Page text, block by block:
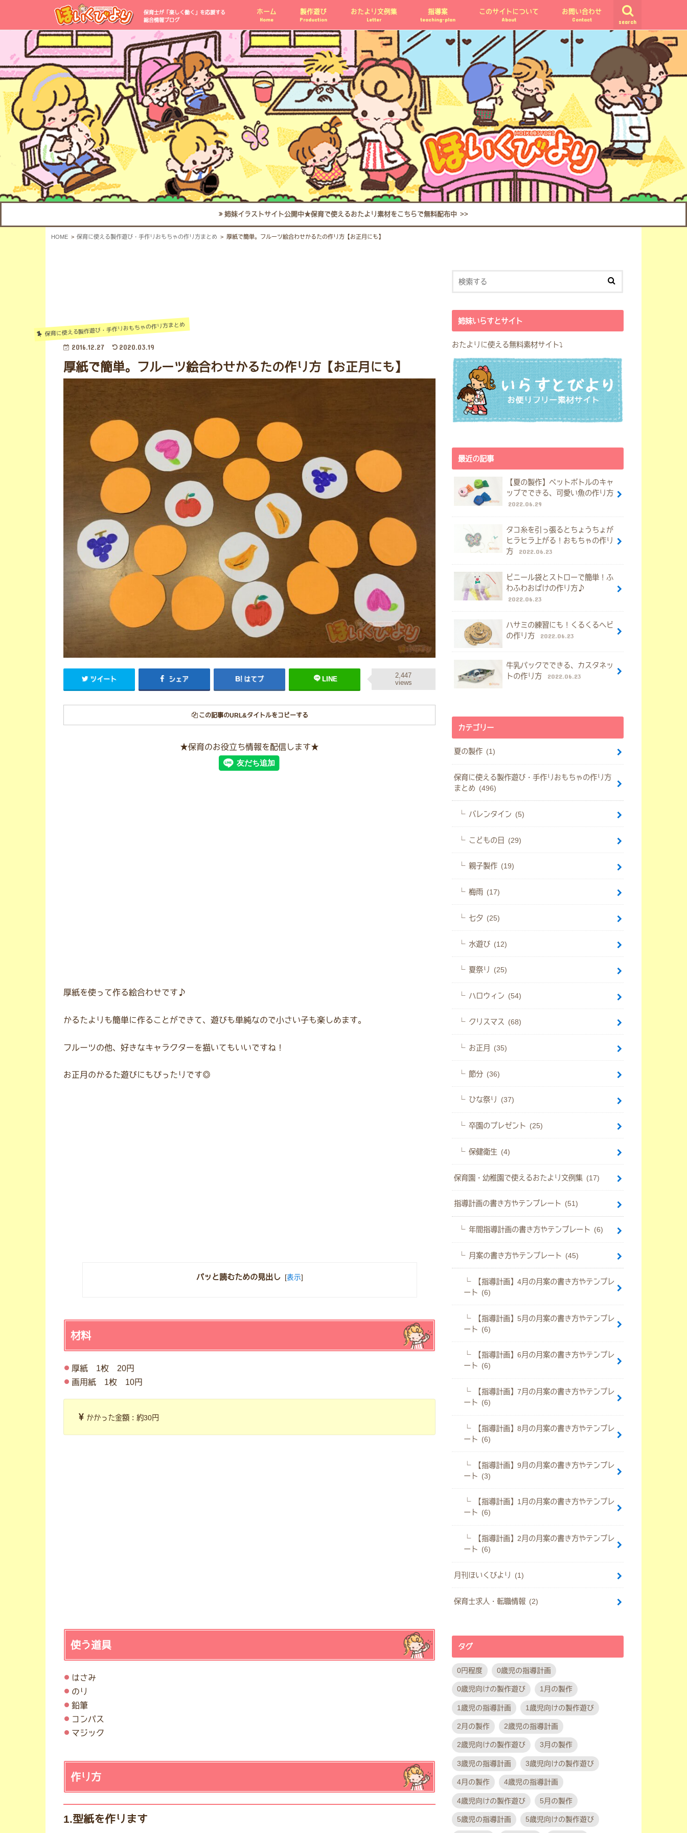
保育士が「楽しく働く」を応援する
総合情報ブログ
search
ホーム
Home
製作遊び
Production
おたより文例集
Letter
指導案
teaching-plan
このサイトについて
About
お問い合わせ
Contact
姉妹イラストサイト公開中★保育で使えるおたより素材をこちらで無料配布中 >>
HOME 保育に使える製作遊び・手作りおもちゃの作り方まとめ 厚紙で簡単。フルーツ絵合わせかるたの作り方【お正月にも】
保育に使える製作遊び・手作りおもちゃの作り方まとめ
2016.12.27 2020.03.19
厚紙で簡単。フルーツ絵合わせかるたの作り方【お正月にも】
ツイート シェア はてブ LINE
2,447
views
この記事のURL&タイトルをコピーする
★保育のお役立ち情報を配信します★
厚紙を使って作る絵合わせです♪
かるたよりも簡単に作ることができて、遊びも単純なので小さい子も楽しめます。
フルーツの他、好きなキャラクターを描いてもいいですね！
お正月のかるた遊びにもぴったりです◎
パッと読むための見出し [表示]
材料
厚紙 1枚 20円
画用紙 1枚 10円
かかった金額：約30円
使う道具
はさみ
のり
鉛筆
コンパス
マジック
作り方
1.型紙を作ります
姉妹いらすとサイト
おたよりに使える無料素材サイト⤵︎
最近の記事
【夏の製作】ペットボトルのキャ
ップでできる、可愛い魚の作り方
2022.06.29
タコ糸を引っ張るとちょうちょが
ヒラヒラ上がる！おもちゃの作り
方
2022.06.23
ビニール袋とストローで簡単！ふ
わふわおばけの作り方♪
2022.06.23
ハサミの練習にも！くるくるヘビ
の作り方
2022.06.23
牛乳パックでできる、カスタネッ
トの作り方
2022.06.23
カテゴリー
夏の製作 (1)
保育に使える製作遊び・手作りおもちゃの作り方
まとめ (496)
バレンタイン (5)
こどもの日 (29)
親子製作 (19)
梅雨 (17)
七夕 (25)
水遊び (12)
夏祭り (25)
ハロウィン (54)
クリスマス (68)
お正月 (35)
節分 (36)
ひな祭り (37)
卒園のプレゼント (25)
保健衛生 (4)
保育園・幼稚園で使えるおたより文例集 (17)
指導計画の書き方やテンプレート (51)
年間指導計画の書き方やテンプレート (6)
月案の書き方やテンプレート (45)
【指導計画】4月の月案の書き方やテンプレ
ート (6)
【指導計画】5月の月案の書き方やテンプレ
ート (6)
【指導計画】6月の月案の書き方やテンプレ
ート (6)
【指導計画】7月の月案の書き方やテンプレ
ート (6)
【指導計画】8月の月案の書き方やテンプレ
ート (6)
【指導計画】9月の月案の書き方やテンプレ
ート (3)
【指導計画】1月の月案の書き方やテンプレ
ート (6)
【指導計画】2月の月案の書き方やテンプレ
ート (6)
月刊ほいくびより (1)
保育士求人・転職情報 (2)
タグ
0円程度 0歳児の指導計画
0歳児向けの製作遊び 1月の製作
1歳児の指導計画 1歳児向けの製作遊び
2月の製作 2歳児の指導計画
2歳児向けの製作遊び 3月の製作
3歳児の指導計画 3歳児向けの製作遊び
4月の製作 4歳児の指導計画
4歳児向けの製作遊び 5月の製作
5歳児の指導計画 5歳児向けの製作遊び